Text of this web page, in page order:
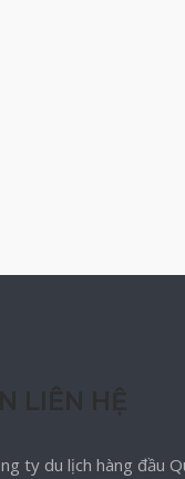
ty du lịch hàng đầu